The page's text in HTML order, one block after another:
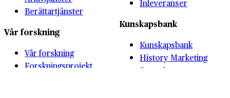
Berättartjänster
Vår forskning
Vår forskning
Forskningsprojekt
Inleveranser
Kunskapsbank
Kunskapsbank
History Marketing
Summit